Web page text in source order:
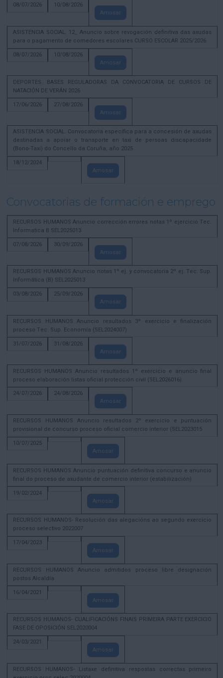
08/07/2026
10/08/2026
Amosar
ASISTENCIA SOCIAL. 12_ Anuncio sobre revogación definitiva das axudas
para o pagamento de comedores escolares CURSO ESCOLAR 2025/2026
08/07/2026
10/08/2026
Amosar
DEPORTES. BASES REGULADORAS DA CONVOCATORIA DE CURSOS DE
NATACIÓN DE VERÁN 2026
17/06/2026
27/08/2026
Amosar
ASISTENCIA SOCIAL. Convocatoria específica para a concesión de axudas
destinadas a apoiar o transporte en taxi de persoas discapacidade
(Bono-Taxi) do Concello da Coruña, año 2025
18/12/2024
Amosar
Convocatorias de formación e emprego
RECURSOS HUMANOS Anuncio corrección errores notas 1º ejercicio Tec.
Informatica B SEL2025013
07/08/2026
30/09/2026
Amosar
RECURSOS HUMANOS Anuncio notas 1º ej. y convocatoria 2º ej. Tec. Sup.
Informática (B) SEL2025013
03/08/2026
25/09/2026
Amosar
RECURSOS HUMANOS Anuncio resultados 3º exercicio e finalización
proceso Tec. Sup. Economía (SEL2024007)
31/07/2026
31/08/2026
Amosar
RECURSOS HUMANOS Anuncio resultados 1º exercicio e anuncio final
proceso elaboración listas oficial protección civil (SEL2026016)
24/07/2026
24/08/2026
Amosar
RECURSOS HUMANOS Anuncio resultados 2º exercicio e puntuación
provisional de concurso proceso oficial comercio interior (SEL2023015
10/07/2025
Amosar
RECURSOS HUMANOS Anuncio puntuación definitiva concurso e anuncio
final do proceso de axudante de comercio interior (estabilización)
19/02/2024
Amosar
RECURSOS HUMANOS- Resolución das alegacións ao segundo exercicio
proceso selectivo 2022007
17/04/2023
Amosar
RECURSOS HUMANOS Anuncio admitidos proceso libre designación
postos Alcaldía
16/04/2021
Amosar
RECURSOS HUMANOS- CUALIFICACIÓNS FINAIS PRIMEIRA PARTE EXERCICIO
FASE DE OPOSICIÓN SEL2020004
24/03/2021
Amosar
RECURSOS HUMANOS- Listaxe definitiva respostas correctas primeiro